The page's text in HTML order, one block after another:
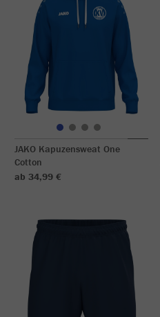
JAKO Kapuzensweat One
Cotton
ab 34,99 €